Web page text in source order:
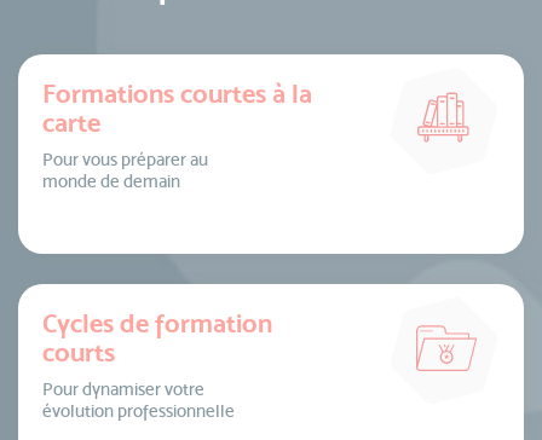
Formations courtes à la
carte
Pour vous préparer au
monde de demain
Cycles de formation
courts
Pour dynamiser votre
évolution professionnelle